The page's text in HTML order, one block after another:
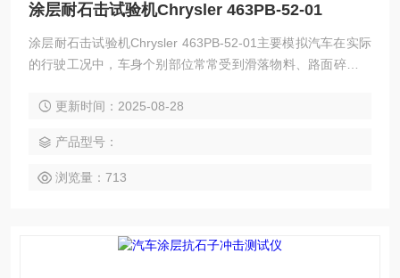
涂层耐石击试验机Chrysler 463PB-52-01
涂层耐石击试验机Chrysler 463PB-52-01主要模拟汽车在实际
的行驶工况中，车身个别部位常常受到滑落物料、路面碎石等
喷射压力、喷射次数、气流速度、钢丸或碎 石的规格及质量、
更新时间：2025-08-28
产品型号：
浏览量：713